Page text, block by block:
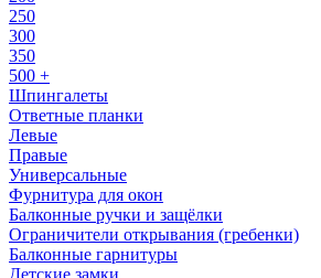
250
300
350
500 +
Шпингалеты
Ответные планки
Левые
Правые
Универсальные
Фурнитура для окон
Балконные ручки и защёлки
Ограничители открывания (гребенки)
Балконные гарнитуры
Детские замки